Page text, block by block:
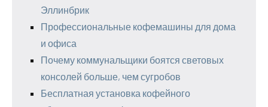
Эллинбрик
Профессиональные кофемашины для дома
и офиса
Почему коммунальщики боятся световых
консолей больше, чем сугробов
Бесплатная установка кофейного